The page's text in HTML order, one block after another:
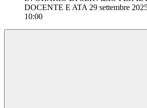
DOCENTE E ATA 29 settembre
10:00